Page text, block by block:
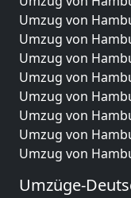
Umzug von
Umzug von
Umzug von
Umzug von
Umzug von
Umzug von
Umzug von
Umzug von
Umzüge-